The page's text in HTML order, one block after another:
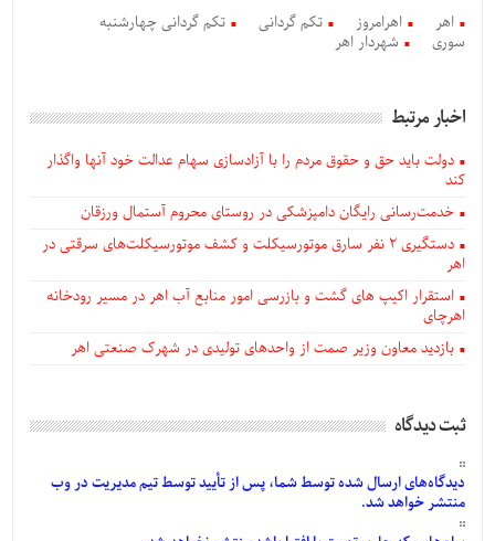
اهر اهرامروز تکم گردانی
تکم گردانی چهارشنبه
سوری
شهردار اهر
اخبار مرتبط
دولت باید حق و حقوق مردم را با آزادسازی سهام عدالت خود آنها واگذار
کند
خدمت‌رسانی رایگان دامپزشکی در روستای محروم آستمال ورزقان
دستگيری ۲ نفر سارق موتورسیکلت و کشف موتورسیکلت‌های سرقتی در
اهر
استقرار اکیپ های گشت و بازرسی امور منابع آب اهر در مسیر رودخانه
اهرچای
بازدید معاون وزیر صمت از واحدهای تولیدی در شهرک صنعتی اهر
ثبت دیدگاه
دیدگاه‌هایارسالشدهتوسط شما، پس ازتأییدتوسط تیم مدیریت در وب
منتشر خواهد شد.